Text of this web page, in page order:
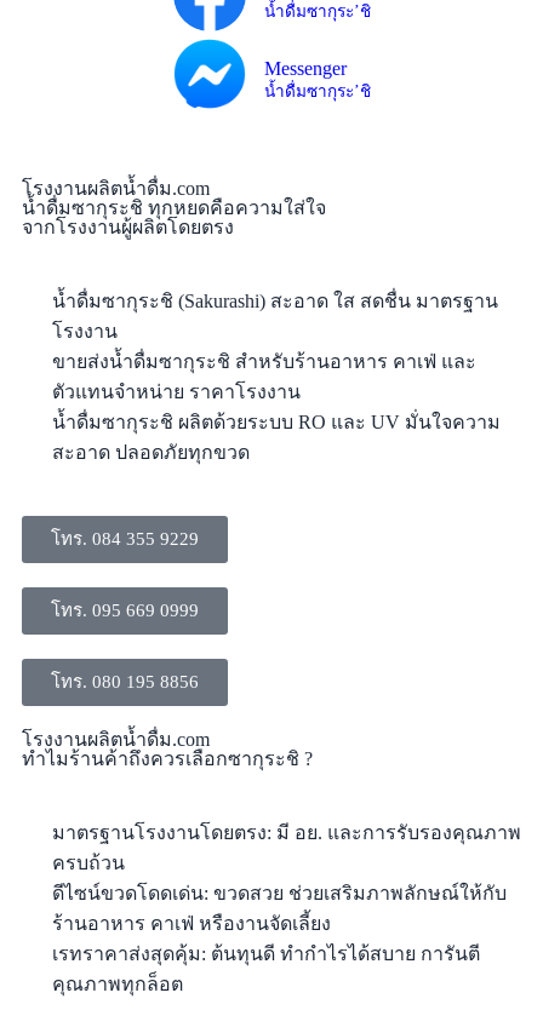
น้ำดื่มซากุระ’ชิ
Messenger
น้ำดื่มซากุระ’ชิ
โรงงานผลิตน้ำดื่ม.com
น้ำดื่มซากุระชิ ทุกหยดคือความใส่ใจ
จากโรงงานผู้ผลิตโดยตรง
น้ำดื่มซากุระชิ (Sakurashi) สะอาด ใส สดชื่น มาตรฐาน
โรงงาน
ขายส่งน้ำดื่มซากุระชิ สำหรับร้านอาหาร คาเฟ่ และ
ตัวแทนจำหน่าย ราคาโรงงาน
น้ำดื่มซากุระชิ ผลิตด้วยระบบ RO และ UV มั่นใจความ
สะอาด ปลอดภัยทุกขวด
โทร. 084 355 9229
โทร. 095 669 0999
โทร. 080 195 8856
โรงงานผลิตน้ำดื่ม.com
ทำไมร้านค้าถึงควรเลือกซากุระชิ ?
มาตรฐานโรงงานโดยตรง: มี อย. และการรับรองคุณภาพ
ครบถ้วน
ดีไซน์ขวดโดดเด่น: ขวดสวย ช่วยเสริมภาพลักษณ์ให้กับ
ร้านอาหาร คาเฟ่ หรืองานจัดเลี้ยง
​เรทราคาส่งสุดคุ้ม: ต้นทุนดี ทำกำไรได้สบาย การันตี
คุณภาพทุกล็อต